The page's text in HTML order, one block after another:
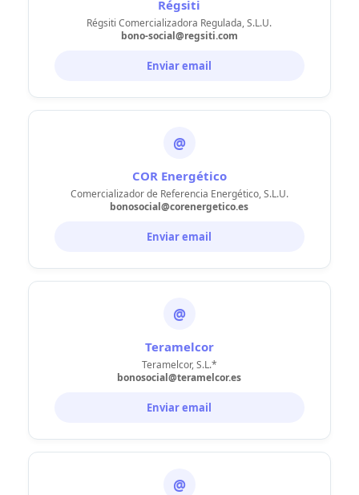
Régsiti
Régsiti Comercializadora Regulada, S.L.U.
bono-social@regsiti.com
Enviar email
@
COR Energético
Comercializador de Referencia Energético, S.L.U.
bonosocial@corenergetico.es
Enviar email
@
Teramelcor
Teramelcor, S.L.*
bonosocial@teramelcor.es
Enviar email
@